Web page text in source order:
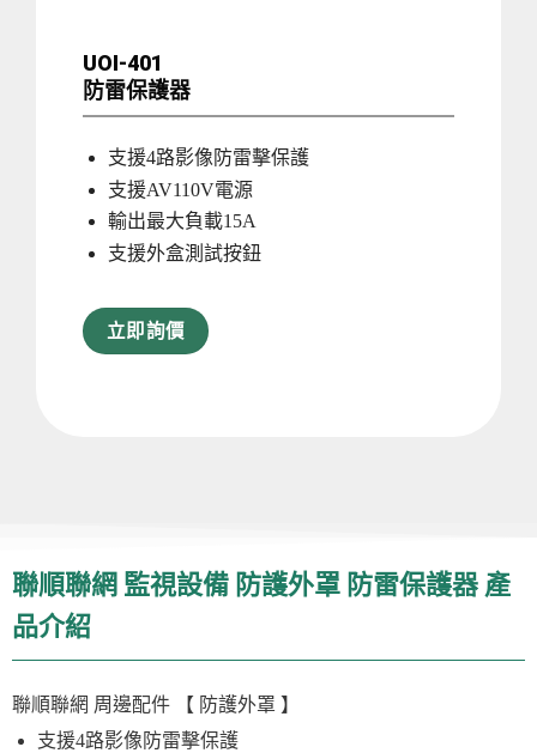
UOI-401
防雷保護器
支援4路影像防雷擊保護
支援AV110V電源
輸出最大負載15A
支援外盒測試按鈕
立即詢價
聯順聯網 監視設備 防護外罩 防雷保護器 產
品介紹
聯順聯網 周邊配件 【 防護外罩 】
支援4路影像防雷擊保護